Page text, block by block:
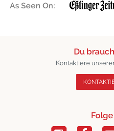
As Seen On:
Du
Kontaktiere